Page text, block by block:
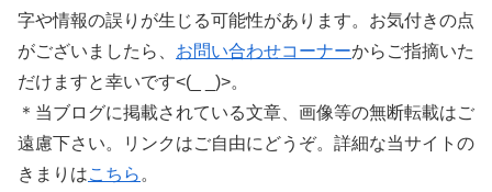
字や情報の誤りが生じる可能性があります。お気付きの点
がございましたら、 お問い合わせコーナーからご指摘いた
だけますと幸いです<(_ _)>。
＊当ブログに掲載されている文章、画像等の無断転載はご
遠慮下さい。リンクはご自由にどうぞ。詳細な当サイトの
きまりはこちら 。